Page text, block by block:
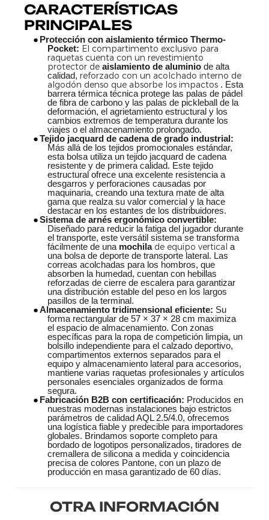
CARACTERÍSTICAS
PRINCIPALES
● Protección con aislamiento térmico Thermo-
Pocket: El compartimento exclusivo para
raquetas cuenta con un revestimiento
protector deaislamiento de aluminio de alta
calidad, reforzado con un acolchado interno de
algodón denso que absorbe los impactos . Esta
barrera térmica técnica protege las palas de pádel
de fibra de carbono y las palas de pickleball de la
deformación, el agrietamiento estructural y los
cambios extremos de temperatura durante los
viajes o el almacenamiento prolongado.
● Tejido jacquard de cadena de grado industrial:
Más allá de los tejidos promocionales estándar,
esta bolsa utiliza un tejido jacquard de cadena
resistente y de primera calidad. Este tejido
estructural ofrece una excelente resistencia a
desgarros y perforaciones causadas por
maquinaria, creando una textura mate de alta
gama que realza su valor comercial y la hace
destacar en los estantes de los distribuidores.
● Sistema de arnés ergonómico convertible:
Diseñado para reducir la fatiga del jugador durante
el transporte, este versátil sistema se transforma
fácilmente de una mochilade equipo verticala
una bolsa de deporte de transporte lateral. Las
correas acolchadas para los hombros, que
absorben la humedad, cuentan con hebillas
reforzadas de cierre de escalera para garantizar
una distribución estable del peso en los largos
pasillos de la terminal.
● Almacenamiento tridimensional eficiente: Su
forma rectangular de 57 × 37 × 28 cm maximiza
el espacio de almacenamiento. Con zonas
específicas para la ropa de competición limpia, un
bolsillo independiente para el calzado deportivo,
compartimentos externos separados para el
equipo y almacenamiento lateral para accesorios,
mantiene varias raquetas profesionales y artículos
personales esenciales organizados de forma
segura.
● Fabricación B2B con certificación: Producidos en
nuestras modernas instalaciones bajo estrictos
parámetros de calidad AQL 2.5/4.0, ofrecemos
una logística fiable y predecible para importadores
globales. Brindamos soporte completo para
bordado de logotipos personalizados, tiradores de
cremallera de silicona a medida y coincidencia
precisa de colores Pantone, con un plazo de
producción en masa garantizado de 60 días.
OTRA INFORMACIÓN